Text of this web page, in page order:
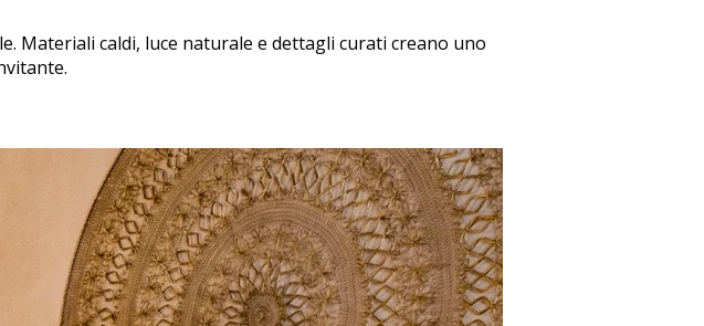
Materiali caldi, luce naturale e dettagli curati creano uno